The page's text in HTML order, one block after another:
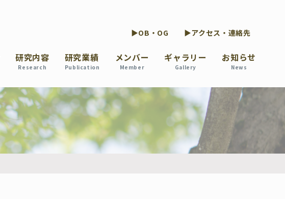
▶OB・OG ▶アクセス・連絡先
研究内容
Research
研究業績
Publication
メンバー
Member
ギャラリー
Gallery
お知らせ
News